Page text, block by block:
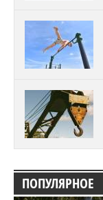
ПОПУЛЯРНОЕ